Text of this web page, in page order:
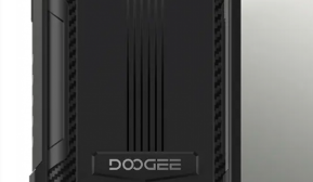
Telefoane mobile F150
Telefoane mobile HUAWEI
Telefoane mobile iHunt
Telefoane mobile Xiaomi
Telefoane mobile AGM
Telefoane mobile Realme